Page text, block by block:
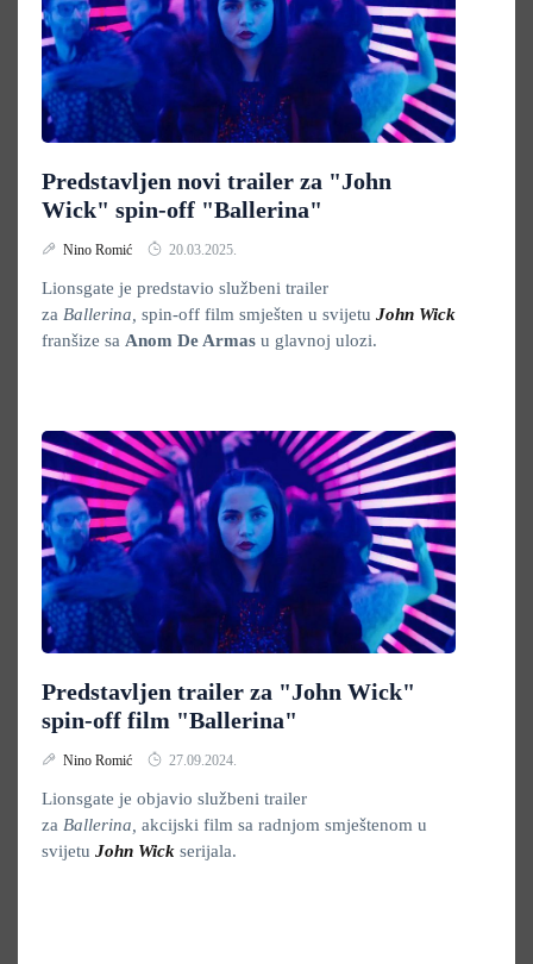
Predstavljen novi trailer za "John
Wick" spin-off "Ballerina"
Nino Romić 20.03.2025.
Lionsgate je predstavio službeni trailer
za Ballerina, spin-off film smješten u svijetu John Wick
franšize sa Anom De Armas u glavnoj ulozi.
Predstavljen trailer za "John Wick"
spin-off film "Ballerina"
Nino Romić 27.09.2024.
Lionsgate je objavio službeni trailer
za Ballerina, akcijski film sa radnjom smještenom u
svijetu John Wick serijala.